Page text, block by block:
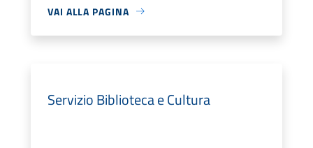
VAI ALLA PAGINA
Servizio Biblioteca e Cultura